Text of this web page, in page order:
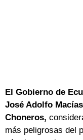
El Gobierno de
José Adolfo
Choneros,
más peligrosas del